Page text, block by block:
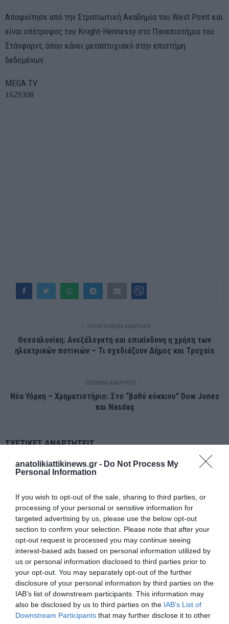
anatolikiattikinews.gr - Do Not Process My
Personal Information
If you wish to opt-out of the sale, sharing to third parties, or
processing of your personal or sensitive information for
targeted advertising by us, please use the below opt-out
section to confirm your selection. Please note that after your
opt-out request is processed you may continue seeing
interest-based ads based on personal information utilized by
us or personal information disclosed to third parties prior to
your opt-out. You may separately opt-out of the further
disclosure of your personal information by third parties on the
IAB’s list of downstream participants. This information may
also be disclosed by us to third parties on the IAB’s List of
Downstream Participants that may further disclose it to other
Αποφοίτησε από την Στρατιωτική Ακαδημία του West Point και
είναι υπότροφος του Knight-Hennessy στο Πανεπιστήμιο του
Στάνφορντ, όπου κάνει μεταπτυχιακό στην επιστήμη
δεδομένων.
MEGA TV
ΠΡΟΗΓΟΎΜΕΝΗ ΑΝΆΡΤΗΣΗ
Θεσσαλονίκη: Ανεξέλεγκτη και επικίνδυνη η χρήση των
ηλεκτρικών πατινιών – Τι σχεδιάζουν Δήμος και Τροχαία
ΕΠΌΜΕΝΗ ΑΝΆΡΤΗΣΗ
Νέα Υόρκη – Χρηματιστήριο: Στο “βαθύ κόκκινο” Dow Jones
και Nasdaq
ΣΧΕΤΙΚΈΣ ΑΝΑΡΤΉΣΕΙΣ
Νοσοκομείο “Αλεξάνδρα”: Ασθενής πήρε φωτιά μέσα στο